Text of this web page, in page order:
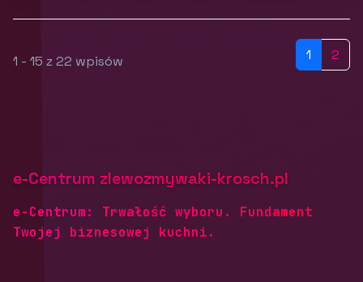
1 - 15 z 22 wpisów 1 2
e-Centrum zlewozmywaki-krosch.pl
e-Centrum: Trwałość wyboru. Fundament
Twojej biznesowej kuchni.